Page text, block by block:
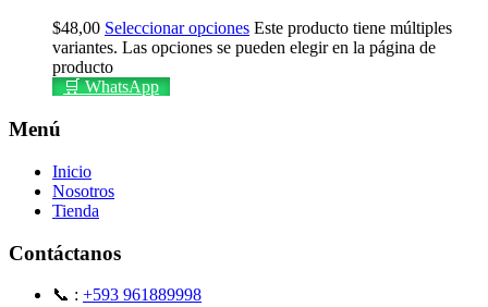
$48,00 Seleccionar opciones Este producto tiene múltiples
variantes. Las opciones se pueden elegir en la página de
producto
🛒 WhatsApp
Menú
Inicio
Nosotros
Tienda
Contáctanos
📞 : +593 961889998